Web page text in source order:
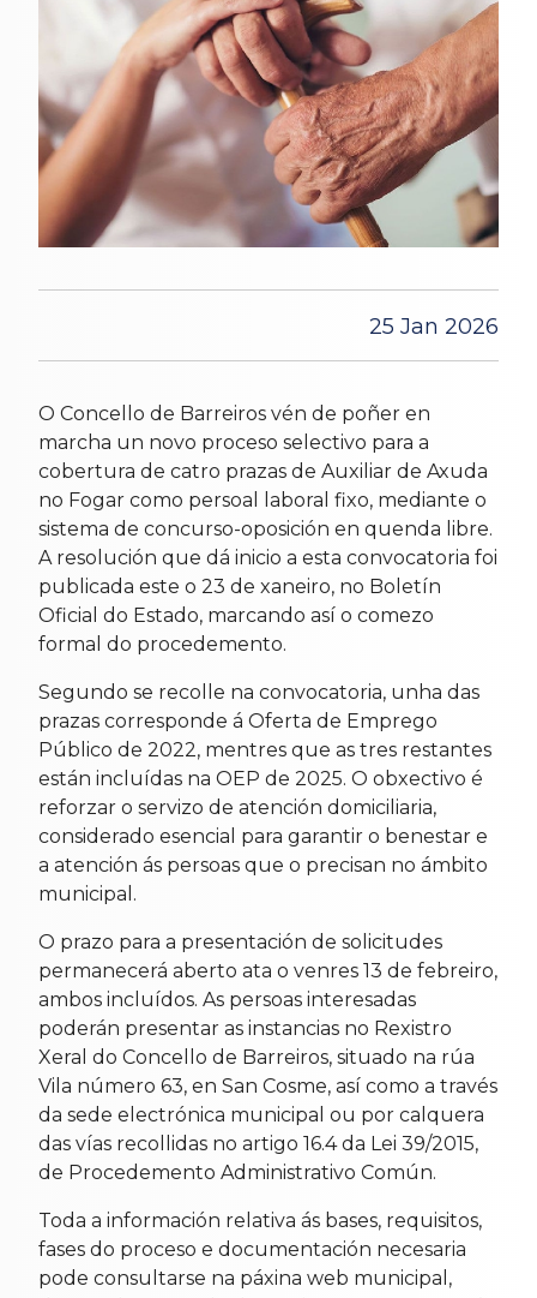
25 Jan 2026
O Concello de Barreiros vén de poñer en
marcha un novo proceso selectivo para a
cobertura de catro prazas de Auxiliar de Axuda
no Fogar como persoal laboral fixo, mediante o
sistema de concurso-oposición en quenda libre.
A resolución que dá inicio a esta convocatoria foi
publicada este o 23 de xaneiro, no Boletín
Oficial do Estado, marcando así o comezo
formal do procedemento.
Segundo se recolle na convocatoria, unha das
prazas corresponde á Oferta de Emprego
Público de 2022, mentres que as tres restantes
están incluídas na OEP de 2025. O obxectivo é
reforzar o servizo de atención domiciliaria,
considerado esencial para garantir o benestar e
a atención ás persoas que o precisan no ámbito
municipal.
O prazo para a presentación de solicitudes
permanecerá aberto ata o venres 13 de febreiro,
ambos incluídos. As persoas interesadas
poderán presentar as instancias no Rexistro
Xeral do Concello de Barreiros, situado na rúa
Vila número 63, en San Cosme, así como a través
da sede electrónica municipal ou por calquera
das vías recollidas no artigo 16.4 da Lei 39/2015,
de Procedemento Administrativo Común.
Toda a información relativa ás bases, requisitos,
fases do proceso e documentación necesaria
pode consultarse na páxina web municipal,